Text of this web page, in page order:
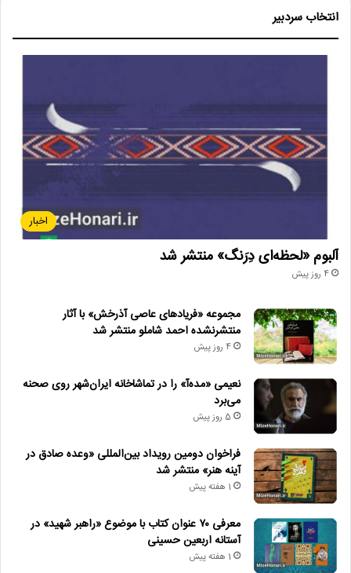
انتخاب سردبیر
اخبار
آلبوم «لحظه‌ای دِرَنگ» منتشر شد
4 روز پیش
مجموعه «فریادهای عاصی آذرخش» با آثار
منتشرنشده احمد شاملو منتشر شد
4 روز پیش
نعیمی «مده‌آ» را در تماشاخانه ایران‌شهر روی صحنه
می‌برد
5 روز پیش
فراخوان دومین رویداد بین‌المللی «وعده صادق در
آینه هنر» منتشر شد
1 هفته پیش
معرفی ۷۰ عنوان کتاب با موضوع «راهبر شهید» در
آستانه اربعین حسینی
1 هفته پیش